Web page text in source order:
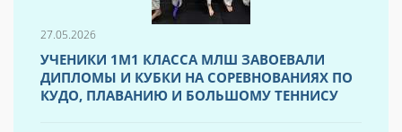
27.05.2026
УЧЕНИКИ 1М1 КЛАССА МЛШ ЗАВОЕВАЛИ
ДИПЛОМЫ И КУБКИ НА СОРЕВНОВАНИЯХ ПО
КУДО, ПЛАВАНИЮ И БОЛЬШОМУ ТЕННИСУ